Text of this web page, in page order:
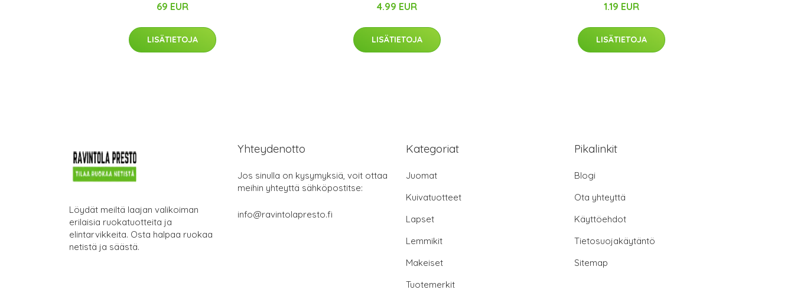
69 EUR
LISÄTIETOJA
4.99 EUR
LISÄTIETOJA
1.19 EUR
LISÄTIETOJA
Löydät meiltä laajan valikoiman
erilaisia ruokatuotteita ja
elintarvikkeita. Osta halpaa ruokaa
netistä ja säästä.
Yhteydenotto
Jos sinulla on kysymyksiä, voit ottaa
meihin yhteyttä sähköpostitse:
info@ravintolapresto.fi
Kategoriat
Juomat
Kuivatuotteet
Lapset
Lemmikit
Makeiset
Tuotemerkit
Pikalinkit
Blogi
Ota yhteyttä
Käyttöehdot
Tietosuojakäytäntö
Sitemap